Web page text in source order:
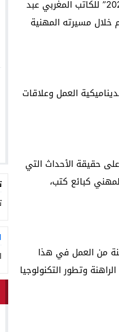
تضيف الخزانة الوطنية إصدارًا جديدًا لقائمتها، وهو كتاب “يوميات بائع الكتب ما بين 1990 و2023” للكاتب المغربي عبد
مسيرته المهنية
وذكريات تمتزج بديناميكية العمل وعلاقات
حقيقة الأحداث التي
كبائع كتب،
من العمل في هذا
وتطور التكنولوجيا